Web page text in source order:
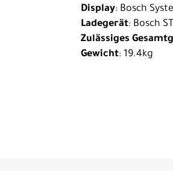
Display: Bosch
Ladegerät: Bosch
Zulässiges
Gewicht: 19.4kg